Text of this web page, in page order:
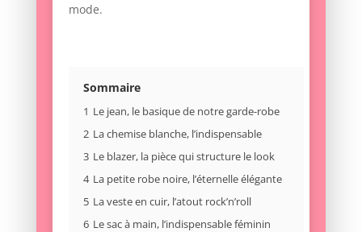
mode.
Sommaire
1 Le jean, le basique de notre garde-robe
2 La chemise blanche, l’indispensable
3 Le blazer, la pièce qui structure le look
4 La petite robe noire, l’éternelle élégante
5 La veste en cuir, l’atout rock’n’roll
6 Le sac à main, l’indispensable féminin